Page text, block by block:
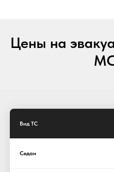
Цены на
Вид ТС
Седан